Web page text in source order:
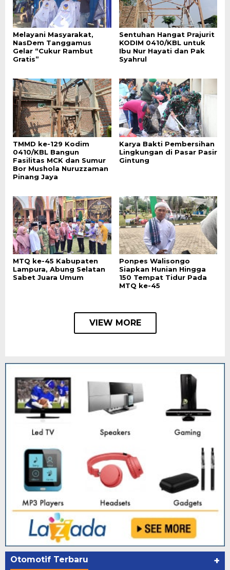
Melayani Masyarakat,
NasDem Tanggamus
Gelar “Cukur Rambut
Gratis”
Sentuhan Hangat Prajurit
KODIM 0410/KBL untuk
Ibu Nur Hayati dan Pak
Syahrul
TMMD ke-129 Kodim
0410/KBL Bangun
Fasilitas MCK dan Sumur
Bor Mushola Nuruzzaman
Pinang Jaya
Karya Bakti Pembersihan
Lingkungan di Pasar Pasir
Gintung
MTQ ke-45 Kabupaten
Lampura, Abung Selatan
Sabet Juara Umum
Ponpes Walisongo
Siapkan Hunian Hingga
150 Tempat Tidur Pada
MTQ ke-45
VIEW MORE
Otomotif Terbaru +